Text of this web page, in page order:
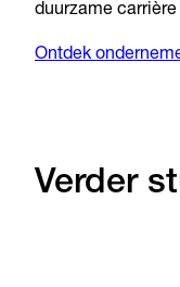
duurzame
Ontdek
Verder